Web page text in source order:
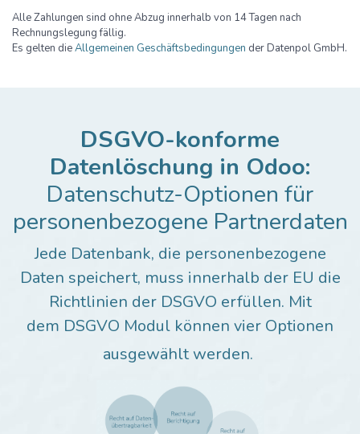
Alle Zahlungen sind ohne Abzug innerhalb von 14 Tagen nach
Rechnungslegung fällig.
Es gelten dieAllgemeinen Geschäftsbedingungen der Datenpol GmbH.
DSGVO-konforme
Datenlöschung in Odoo:
Datenschutz-Optionen für
personenbezogene Partnerdaten
Jede Datenbank, die personenbezogene
Daten speichert, muss innerhalb der EU die
Richtlinien der DSGVO erfüllen. Mit
dem DSGVO Modul können vier Optionen
ausgewählt werden.